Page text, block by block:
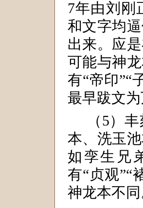
7年由刘刚
和文字均
出来。应
可能与神
有“帝印”“
最早跋文
（5）
本、洗玉
如孪生兄
有“贞观”“
神龙本不